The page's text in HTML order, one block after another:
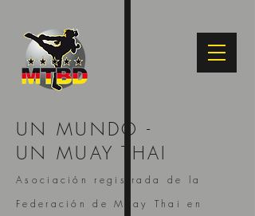
UN MUNDO -
UN MUAY THAI
Asociación registrada de la
Federación de Muay Thai en